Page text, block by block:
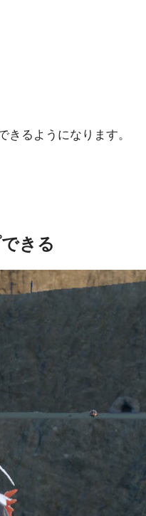
るようになります。
きる